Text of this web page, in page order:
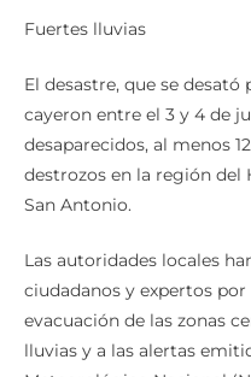
Fuertes lluvias
El desastre, que se
cayeron entre el 3 y 4 de
desaparecidos, al menos
destrozos en la región del
San Antonio.
Las autoridades locales
ciudadanos y expertos
evacuación de las zonas
lluvias y a las alertas